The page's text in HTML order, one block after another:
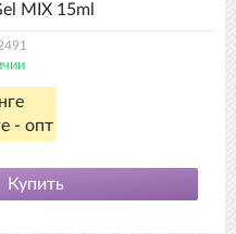
MIX 15ml
- опт
Купить